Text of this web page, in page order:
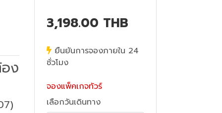
ง
3,198.00 THB
ยืนยันการจองภายใน 24
ชั่วโมง
จองแพ็คเกจทัวร์
เลือกวันเดินทาง